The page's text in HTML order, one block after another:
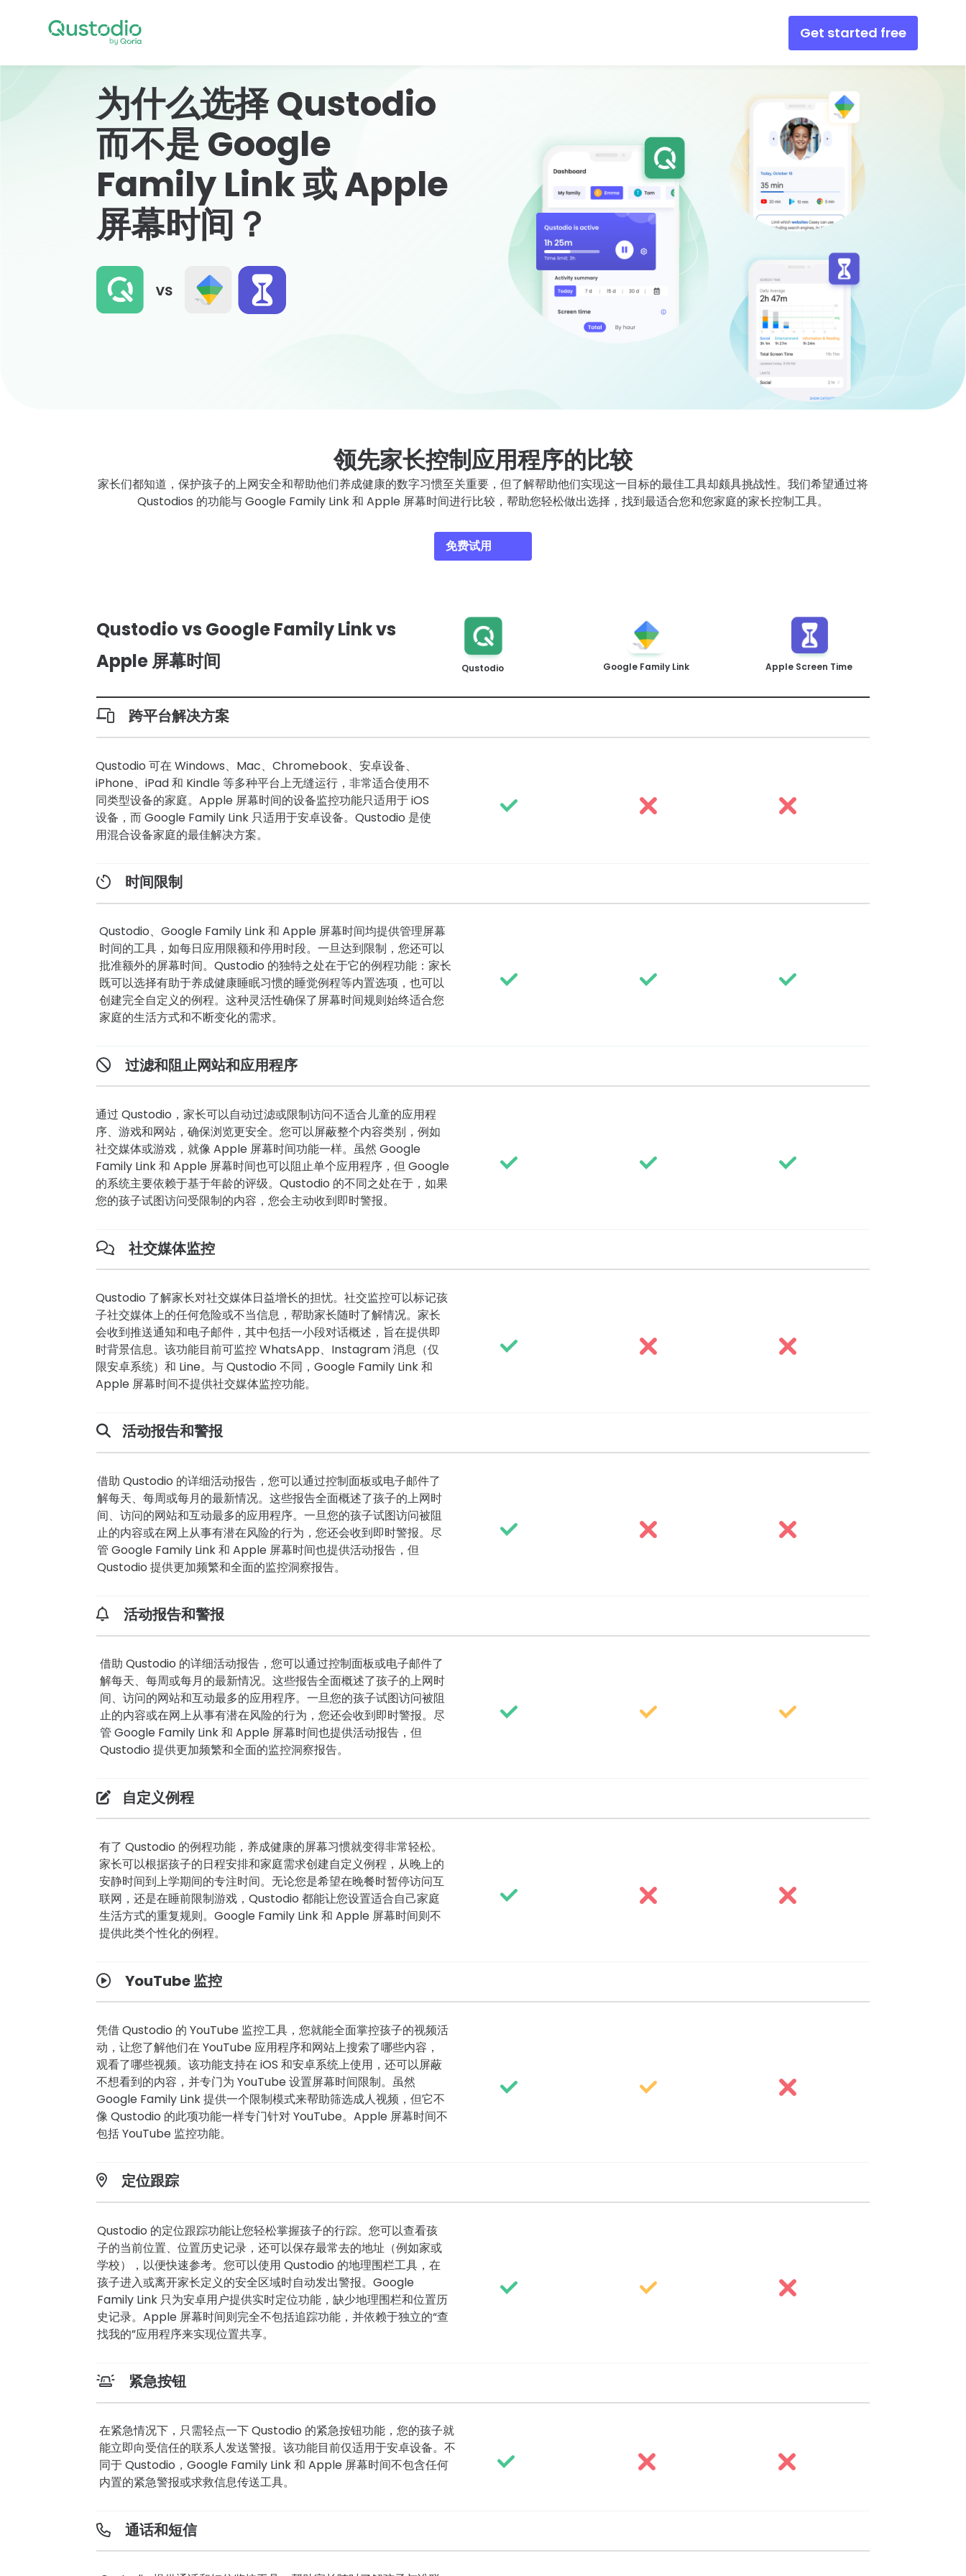
Get started free
为什么选择 Qustodio
而不是 Google
Family Link 或 Apple
屏幕时间？
领先家长控制应用程序的比较
家长们都知道，保护孩子的上网安全和帮助他们养成健康的数字习惯至关重要，但了解帮助他们实现这一目标的最佳工具却颇具挑战性。我们希望通过将
Qustodios 的功能与 Google Family Link 和 Apple 屏幕时间进行比较，帮助您轻松做出选择，找到最适合您和您家庭的家长控制工具。
免费试用
Qustodio vs Google Family Link vs
Apple 屏幕时间
Qustodio Google Family Link Apple Screen Time
跨平台解决方案
Qustodio 可在 Windows、Mac、Chromebook、安卓设备、
iPhone、iPad 和 Kindle 等多种平台上无缝运行，非常适合使用不
同类型设备的家庭。Apple 屏幕时间的设备监控功能只适用于 iOS
设备，而 Google Family Link 只适用于安卓设备。Qustodio 是使
用混合设备家庭的最佳解决方案。
时间限制
Qustodio、Google Family Link 和 Apple 屏幕时间均提供管理屏幕
时间的工具，如每日应用限额和停用时段。一旦达到限制，您还可以
批准额外的屏幕时间。Qustodio 的独特之处在于它的例程功能：家长
既可以选择有助于养成健康睡眠习惯的睡觉例程等内置选项，也可以
创建完全自定义的例程。这种灵活性确保了屏幕时间规则始终适合您
家庭的生活方式和不断变化的需求。
过滤和阻止网站和应用程序
通过 Qustodio，家长可以自动过滤或限制访问不适合儿童的应用程
序、游戏和网站，确保浏览更安全。您可以屏蔽整个内容类别，例如
社交媒体或游戏，就像 Apple 屏幕时间功能一样。虽然 Google
Family Link 和 Apple 屏幕时间也可以阻止单个应用程序，但 Google
的系统主要依赖于基于年龄的评级。Qustodio 的不同之处在于，如果
您的孩子试图访问受限制的内容，您会主动收到即时警报。
社交媒体监控
Qustodio 了解家长对社交媒体日益增长的担忧。社交监控可以标记孩
子社交媒体上的任何危险或不当信息，帮助家长随时了解情况。家长
会收到推送通知和电子邮件，其中包括一小段对话概述，旨在提供即
时背景信息。该功能目前可监控 WhatsApp、Instagram 消息（仅
限安卓系统）和 Line。与 Qustodio 不同，Google Family Link 和
Apple 屏幕时间不提供社交媒体监控功能。
活动报告和警报
借助 Qustodio 的详细活动报告，您可以通过控制面板或电子邮件了
解每天、每周或每月的最新情况。这些报告全面概述了孩子的上网时
间、访问的网站和互动最多的应用程序。一旦您的孩子试图访问被阻
止的内容或在网上从事有潜在风险的行为，您还会收到即时警报。尽
管 Google Family Link 和 Apple 屏幕时间也提供活动报告，但
Qustodio 提供更加频繁和全面的监控洞察报告。
活动报告和警报
借助 Qustodio 的详细活动报告，您可以通过控制面板或电子邮件了
解每天、每周或每月的最新情况。这些报告全面概述了孩子的上网时
间、访问的网站和互动最多的应用程序。一旦您的孩子试图访问被阻
止的内容或在网上从事有潜在风险的行为，您还会收到即时警报。尽
管 Google Family Link 和 Apple 屏幕时间也提供活动报告，但
Qustodio 提供更加频繁和全面的监控洞察报告。
自定义例程
有了 Qustodio 的例程功能，养成健康的屏幕习惯就变得非常轻松。
家长可以根据孩子的日程安排和家庭需求创建自定义例程，从晚上的
安静时间到上学期间的专注时间。无论您是希望在晚餐时暂停访问互
联网，还是在睡前限制游戏，Qustodio 都能让您设置适合自己家庭
生活方式的重复规则。Google Family Link 和 Apple 屏幕时间则不
提供此类个性化的例程。
YouTube 监控
凭借 Qustodio 的 YouTube 监控工具，您就能全面掌控孩子的视频活
动，让您了解他们在 YouTube 应用程序和网站上搜索了哪些内容，
观看了哪些视频。该功能支持在 iOS 和安卓系统上使用，还可以屏蔽
不想看到的内容，并专门为 YouTube 设置屏幕时间限制。虽然
Google Family Link 提供一个限制模式来帮助筛选成人视频，但它不
像 Qustodio 的此项功能一样专门针对 YouTube。Apple 屏幕时间不
包括 YouTube 监控功能。
定位跟踪
Qustodio 的定位跟踪功能让您轻松掌握孩子的行踪。您可以查看孩
子的当前位置、位置历史记录，还可以保存最常去的地址（例如家或
学校），以便快速参考。您可以使用 Qustodio 的地理围栏工具，在
孩子进入或离开家长定义的安全区域时自动发出警报。Google
Family Link 只为安卓用户提供实时定位功能，缺少地理围栏和位置历
史记录。Apple 屏幕时间则完全不包括追踪功能，并依赖于独立的“查
找我的”应用程序来实现位置共享。
紧急按钮
在紧急情况下，只需轻点一下 Qustodio 的紧急按钮功能，您的孩子就
能立即向受信任的联系人发送警报。该功能目前仅适用于安卓设备。不
同于 Qustodio，Google Family Link 和 Apple 屏幕时间不包含任何
内置的紧急警报或求救信息传送工具。
通话和短信